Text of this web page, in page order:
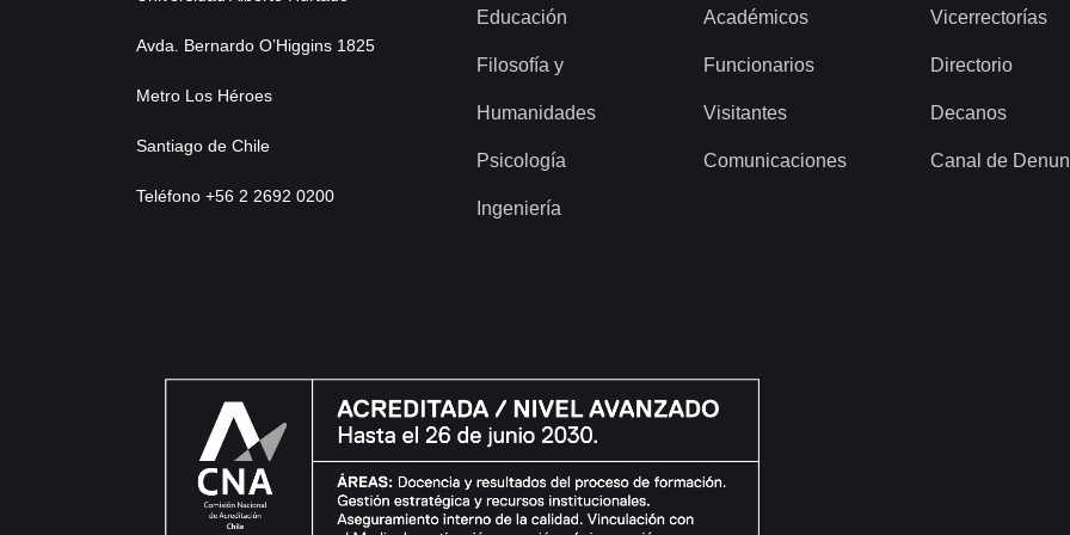
Avda. Bernardo O’Higgins 1825
Metro Los Héroes
Santiago de Chile
Teléfono +56 2 2692 0200
Educación
Filosofía y
Humanidades
Psicología
Ingeniería
Académicos
Funcionarios
Visitantes
Comunicaciones
Vicerrectorías
Directorio
Decanos
Canal de